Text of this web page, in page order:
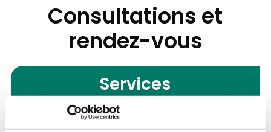
Consultations et
rendez-vous
Services